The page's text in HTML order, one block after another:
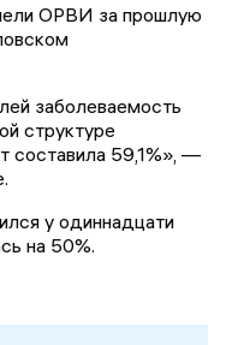
ОРВИ за прошлую
заболеваемость
структуре
составила 59,1%», —
у одиннадцати
на 50%.